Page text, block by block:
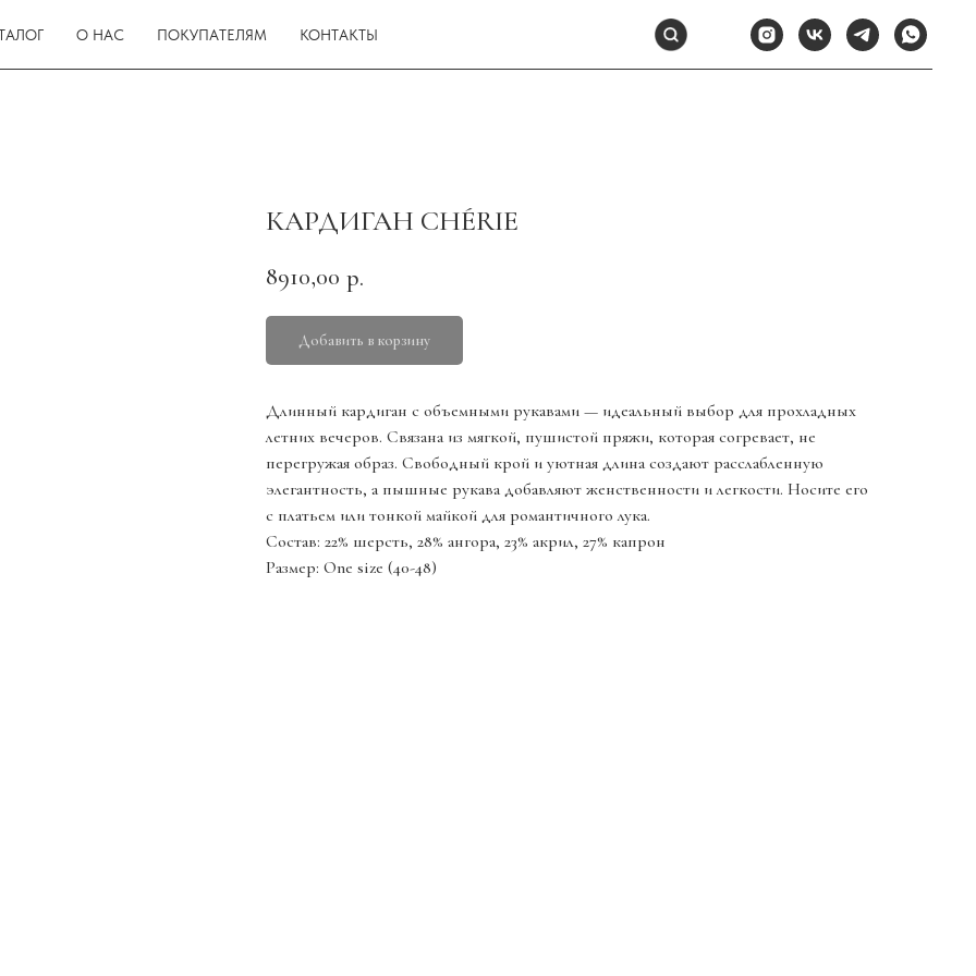
О НАС ПОКУПАТЕЛЯМ КОНТАКТЫ
КАРДИГАН CHÉRIE
8910,00 р.
Добавить в корзину
Длинный кардиган с объемными рукавами — идеальный выбор для прохладных
летних вечеров. Связана из мягкой, пушистой пряжи, которая согревает, не
перегружая образ. Свободный крой и уютная длина создают расслабленную
элегантность, а пышные рукава добавляют женственности и легкости. Носите его
с платьем или тонкой майкой для романтичного лука.
Состав: 22% шерсть, 28% ангора, 23% акрил, 27% капрон
Размер: One size (40-48)